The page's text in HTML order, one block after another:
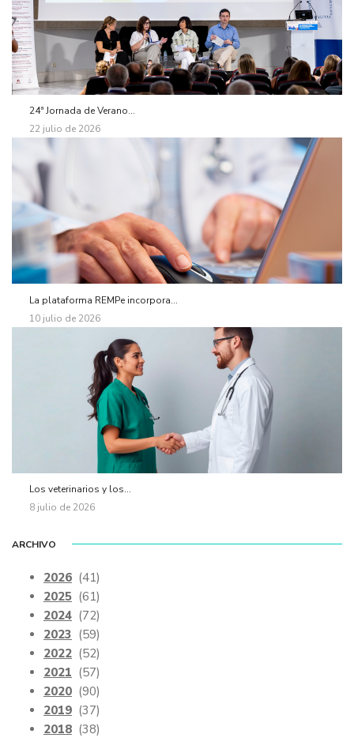
24ª Jornada de Verano...
22 julio de 2026
La plataforma REMPe incorpora...
10 julio de 2026
Los veterinarios y los...
8 julio de 2026
ARCHIVO
2026 (41)
2025 (61)
2024 (72)
2023 (59)
2022 (52)
2021 (57)
2020 (90)
2019 (37)
2018 (38)